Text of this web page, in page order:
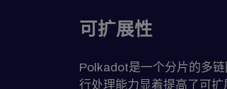
可扩展性
Polkadot是一个分片的多
行处理能力显着提高了可